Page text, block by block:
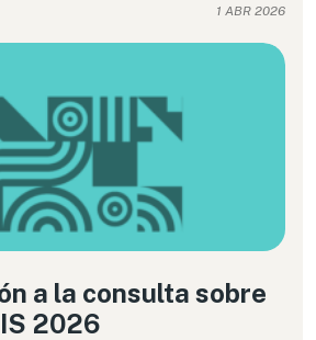
1 ABR 2026
a la consulta sobre
2026